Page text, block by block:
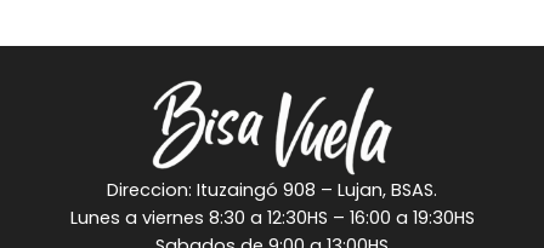
Direccion: Ituzaingó 908 – Lujan, BSAS.
Lunes a viernes 8:30 a 12:30HS – 16:00 a 19:30HS